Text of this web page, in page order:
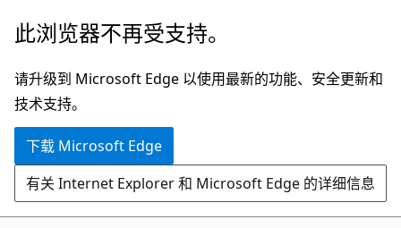
跳
主
要
内
此浏览器不再受支持。
请升级到 Microsoft Edge 以使用最新的功能、安全更新和
技术支持。
下载 Microsoft Edge
有关 Internet Explorer 和 Microsoft Edge 的详细信息